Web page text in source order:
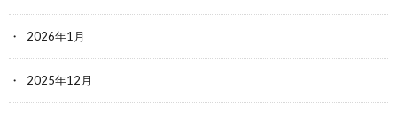
2026年1月
2025年12月